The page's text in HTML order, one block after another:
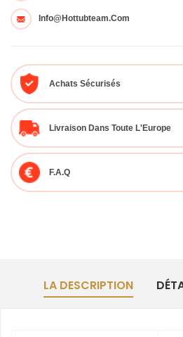
Info@hottubteam.com
Achats Sécurisés
Livraison Dans Toute L'Europe
F.A.Q
LA DESCRIPTION